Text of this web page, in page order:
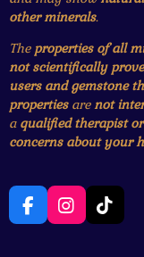
other minerals.
The properties of all
not scientifically
users and gemstone
propertiesarenot
a qualified therapist
concerns about your
F
a
I
n
T
i